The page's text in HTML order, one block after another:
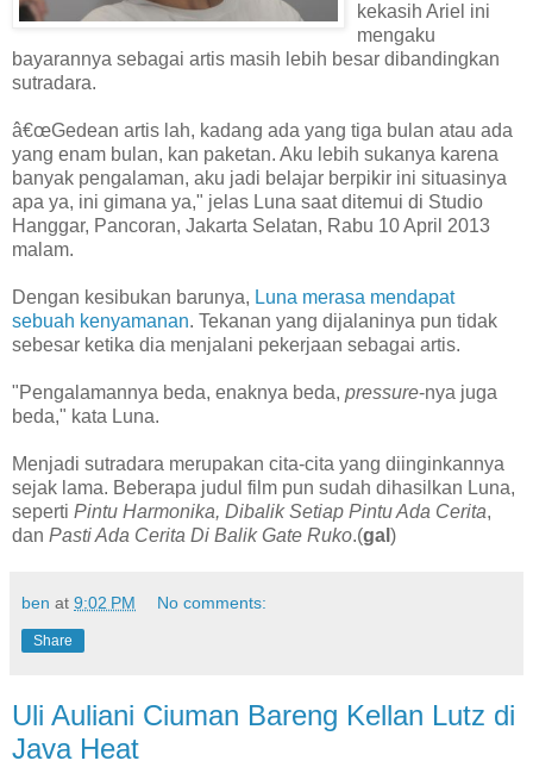
kekasih Ariel ini
mengaku
bayarannya sebagai artis masih lebih besar dibandingkan
sutradara.
â€œGedean artis lah, kadang ada yang tiga bulan atau ada
yang enam bulan, kan paketan. Aku lebih sukanya karena
banyak pengalaman, aku jadi belajar berpikir ini situasinya
apa ya, ini gimana ya," jelas Luna saat ditemui di Studio
Hanggar, Pancoran, Jakarta Selatan, Rabu 10 April 2013
malam.
Dengan kesibukan barunya, Luna merasa mendapat
sebuah kenyamanan. Tekanan yang dijalaninya pun tidak
sebesar ketika dia menjalani pekerjaan sebagai artis.
"Pengalamannya beda, enaknya beda, pressure-nya juga
beda," kata Luna.
Menjadi sutradara merupakan cita-cita yang diinginkannya
sejak lama. Beberapa judul film pun sudah dihasilkan Luna,
seperti Pintu Harmonika, Dibalik Setiap Pintu Ada Cerita,
dan Pasti Ada Cerita Di Balik Gate Ruko.(gal )
ben at 9:02 PM No comments:
Share
Uli Auliani Ciuman Bareng Kellan Lutz di
Java Heat